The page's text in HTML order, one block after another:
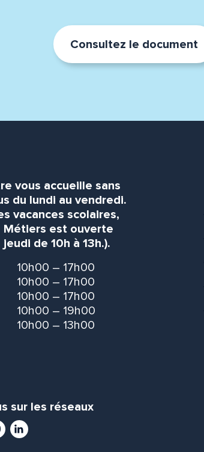
Consultez le document
vous accueille sans
du lundi au vendredi.
vacances scolaires,
Métiers est ouverte
de 10h à 13h.).
10h00 – 17h00
10h00 – 17h00
10h00 – 17h00
10h00 – 19h00
10h00 – 13h00
sur les réseaux
LinkedIn